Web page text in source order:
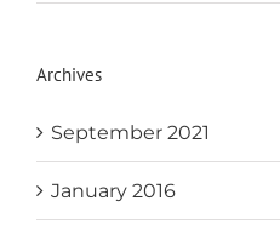
Archives
September 2021
January 2016